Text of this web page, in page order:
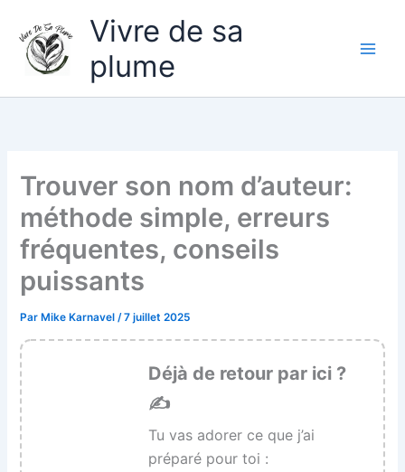
contenu
Vivre de sa
plume
Trouver son nom d’auteur:
méthode simple, erreurs
fréquentes, conseils
puissants
Par Mike Karnavel/7 juillet 2025
Déjà de retour par ici ?
✍️
Tu vas adorer ce que j’ai
préparé pour toi :